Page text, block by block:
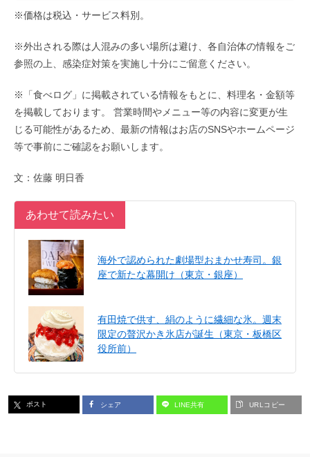
※価格は税込・サービス料別。
※外出される際は人混みの多い場所は避け、各自治体の情報をご
参照の上、感染症対策を実施し十分にご留意ください。
※「食べログ」に掲載されている情報をもとに、料理名・金額等
を掲載しております。 営業時間やメニュー等の内容に変更が生
じる可能性があるため、最新の情報はお店のSNSやホームページ
等で事前にご確認をお願いします。
文：佐藤 明日香
あわせて読みたい
海外で認められた劇場型おまかせ寿司。銀
座で新たな幕開け（東京・銀座）
有田焼で供す、絹のように繊細な氷。週末
限定の贅沢かき氷店が誕生（東京・板橋区
役所前）
ポスト シェア LINE共有 URLコピー